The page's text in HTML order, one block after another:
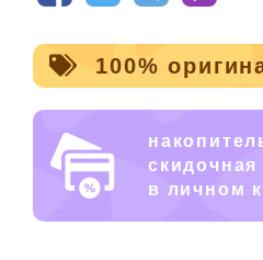
Модель полномерная
100%
скидочная
в личном